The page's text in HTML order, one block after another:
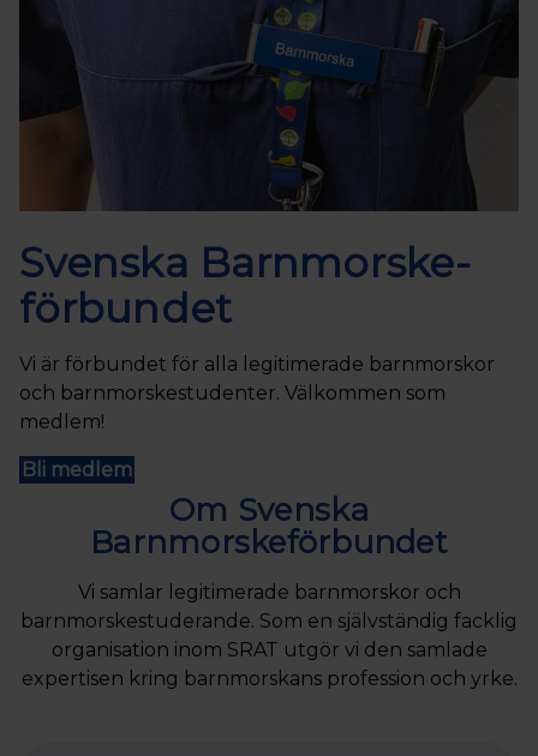
Svenska Barnmorske­
förbundet
Vi är förbundet för alla legitimerade barnmorskor
och barnmorskestudenter. Välkommen som
medlem!
Bli medlem
Om Svenska
Barnmorskeförbundet
Vi samlar legitimerade barnmorskor och
barnmorskestuderande. Som en självständig facklig
organisation inom SRAT utgör vi den samlade
expertisen kring barnmorskans profession och yrke.